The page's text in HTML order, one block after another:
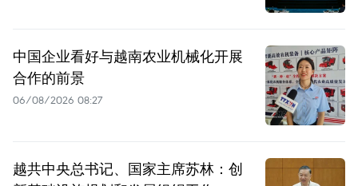
中国企业看好与越南农业机械化开展
合作的前景
06/08/2026 08:27
越共中央总书记、国家主席苏林：创